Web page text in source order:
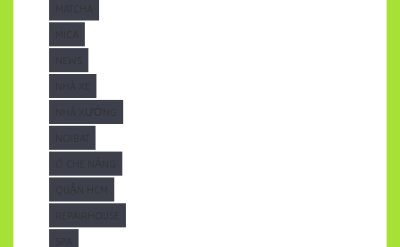
MATCHA
MICA
NHÀ XE
NHÀ XƯỞNG
NOIBAT
REPAIRHOUSE
SPA